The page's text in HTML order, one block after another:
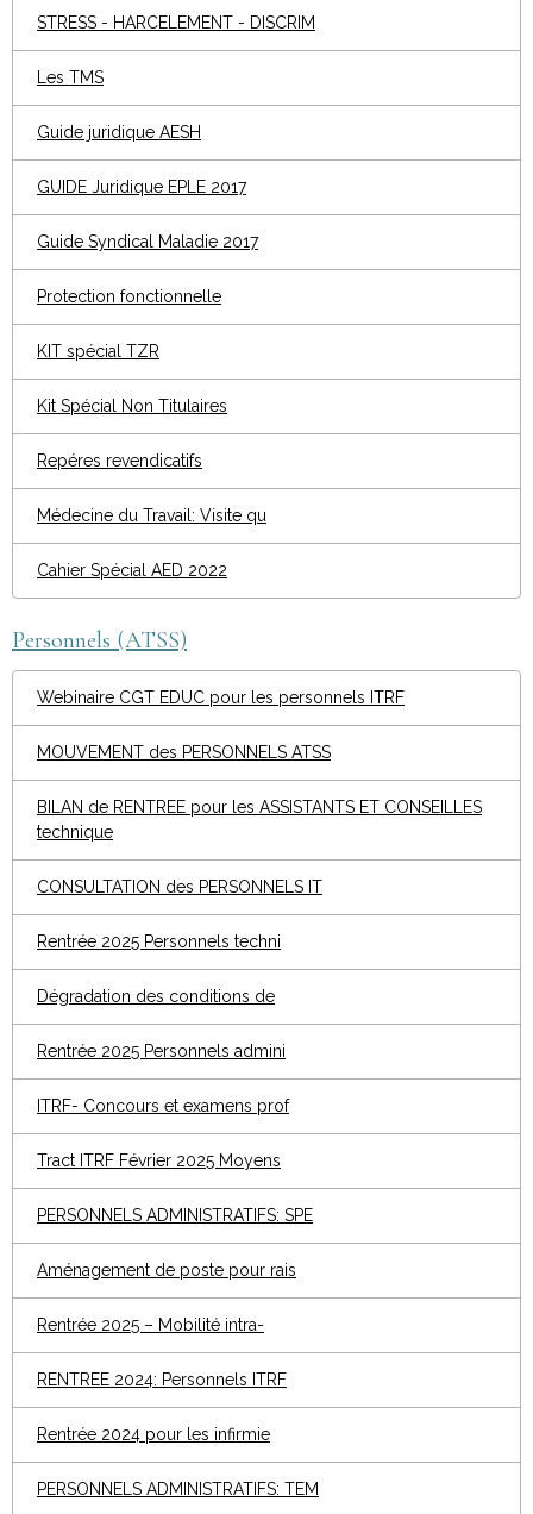
STRESS - HARCELEMENT - DISCRIM
Les TMS
Guide juridique AESH
GUIDE Juridique EPLE 2017
Guide Syndical Maladie 2017
Protection fonctionnelle
KIT spécial TZR
Kit Spécial Non Titulaires
Repéres revendicatifs
Médecine du Travail: Visite qu
Cahier Spécial AED 2022
Personnels (ATSS)
Webinaire CGT EDUC pour les personnels ITRF
MOUVEMENT des PERSONNELS ATSS
BILAN de RENTREE pour les ASSISTANTS ET CONSEILLES
technique
CONSULTATION des PERSONNELS IT
Rentrée 2025 Personnels techni
Dégradation des conditions de
Rentrée 2025 Personnels admini
ITRF- Concours et examens prof
Tract ITRF Février 2025 Moyens
PERSONNELS ADMINISTRATIFS: SPE
Aménagement de poste pour rais
Rentrée 2025 – Mobilité intra-
RENTREE 2024: Personnels ITRF
Rentrée 2024 pour les infirmie
PERSONNELS ADMINISTRATIFS: TEM